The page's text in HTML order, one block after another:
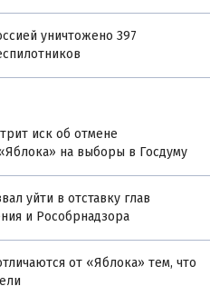
уничтожено 397
иск об отмене
на выборы в Госдуму
уйти в отставку глав
и Рособрнадзора
от «Яблока» тем, что